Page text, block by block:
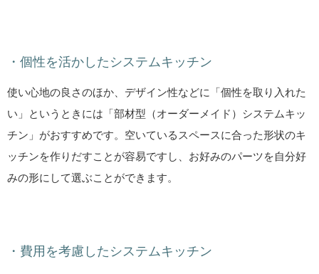
・個性を活かしたシステムキッチン
使い心地の良さのほか、デザイン性などに「個性を取り入れた
い」というときには「部材型（オーダーメイド）システムキッ
チン」がおすすめです。空いているスペースに合った形状のキ
ッチンを作りだすことが容易ですし、お好みのパーツを自分好
みの形にして選ぶことができます。
・費用を考慮したシステムキッチン